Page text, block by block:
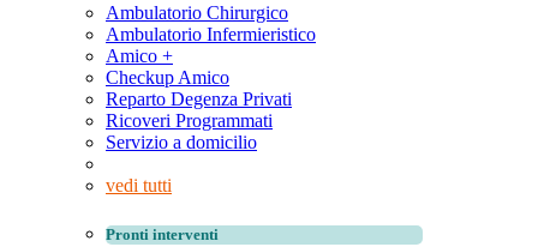
Ambulatorio Chirurgico
Ambulatorio Infermieristico
Amico +
Checkup Amico
Reparto Degenza Privati
Ricoveri Programmati
Servizio a domicilio
vedi tutti
Pronti interventi